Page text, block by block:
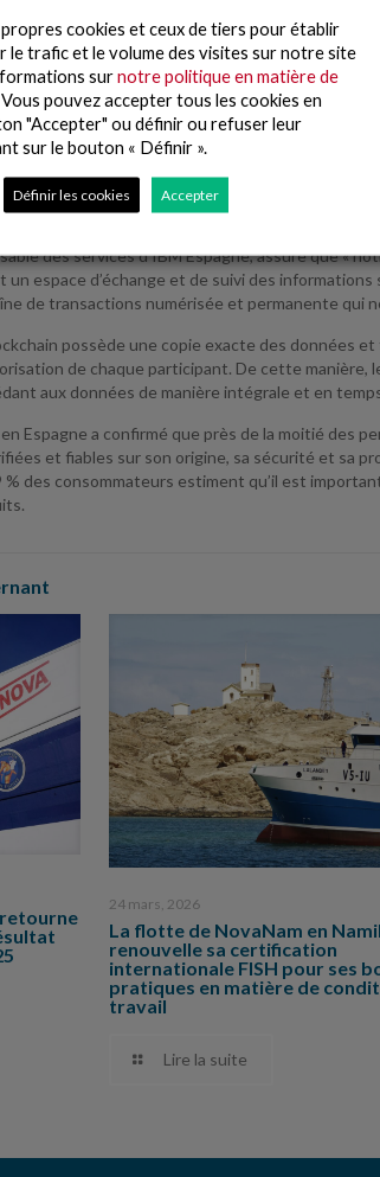
que les marchés et les consommateurs exigent.
la numérisation de deux opérations clés pour
en Équateur, qui seront à leur tour complétées
Pescanova, affirme que : « nous pêchons,
nous voulons offrir à nos consommateurs du
leur origine jusqu’à leur arrivée sur leur
de commencer à les mettre en œuvre ».
des services d’IBM Espagne, assure que «
un espace d’échange et de suivi des
de transactions numérisée et permanente qui
possède une copie exacte des données
de chaque participant. De cette
aux données de manière intégrale et en
Espagne a confirmé que près de la moitié des
et fiables sur son origine, sa sécurité et sa
% des consommateurs estiment qu’il est
retourne
24 mars, 2026
La flotte de NovaNam en
renouvelle sa certification
internationale FISH pour ses
pratiques en matière de
travail
Lire la suite
cookies et ceux de tiers pour établir
le trafic et le volume des visites sur notre site
surnotre politique en matière de
Vous pouvez accepter tous les cookies en
"Accepter" ou définir ou refuser leur
sur le bouton « Définir ».
Définir les cookies Accepter